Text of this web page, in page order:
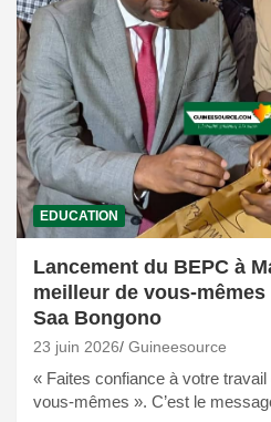
EDUCATION
Lancement du BEPC à
meilleur de vous-
Saa Bongono
23 juin 2026 Guineesource
« Faites confiance à votre
vous-mêmes ». C’est le